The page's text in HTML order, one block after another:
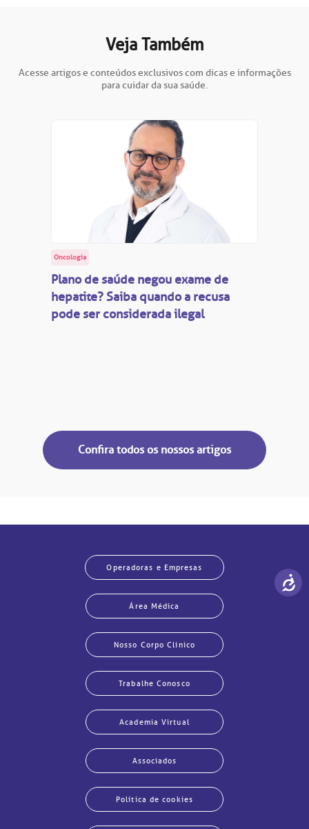
Veja Também
Acesse artigos e conteúdos exclusivos com dicas e informações
para cuidar da sua saúde.
Oncologia
Plano de saúde negou exame de
hepatite? Saiba quando a recusa
pode ser considerada ilegal
Confira todos os nossos artigos
Operadoras e Empresas
Área Médica
Nosso Corpo Clínico
Trabalhe Conosco
Academia Virtual
Associados
Política de cookies